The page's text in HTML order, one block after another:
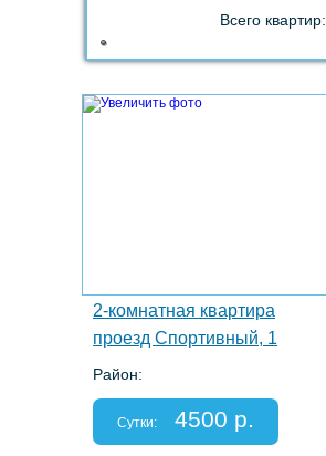
Всего квартир:
2-комнатная квартира
проезд Спортивный, 1
Район:
Спальных мест: 4
Отчетные документы: есть
Сутки: 4500 р.